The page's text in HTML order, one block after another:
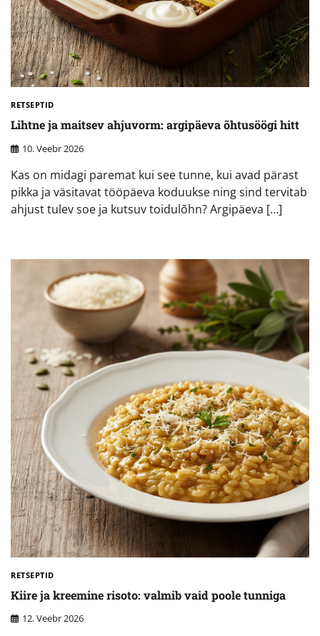
RETSEPTID
Lihtne ja maitsev ahjuvorm: argipäeva õhtusöögi hitt
10. Veebr 2026
Kas on midagi paremat kui see tunne, kui avad pärast
pikka ja väsitavat tööpäeva koduukse ning sind tervitab
ahjust tulev soe ja kutsuv toidulõhn? Argipäeva […]
RETSEPTID
Kiire ja kreemine risoto: valmib vaid poole tunniga
12. Veebr 2026